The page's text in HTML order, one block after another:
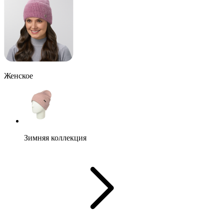
Женское
Зимняя коллекция